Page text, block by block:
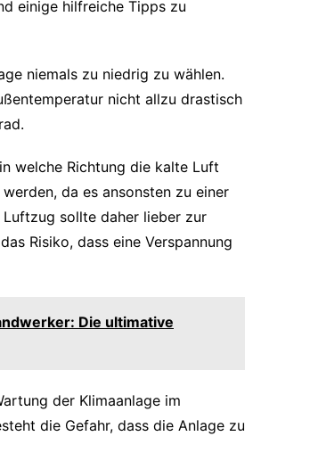
einige hilfreiche Tipps zu
niemals zu niedrig zu wählen.
nicht allzu drastisch
welche Richtung die kalte Luft
da es ansonsten zu einer
Luftzug sollte daher lieber zur
Risiko, dass eine Verspannung
Die ultimative
der Klimaanlage im
die Gefahr, dass die Anlage zu